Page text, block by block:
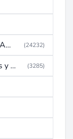
AUDIO (Equipos de Musica, Amplificadores, Reproductores, Etc) (24232)
Autoradio (Potencias, Radios y DVD) (3285)